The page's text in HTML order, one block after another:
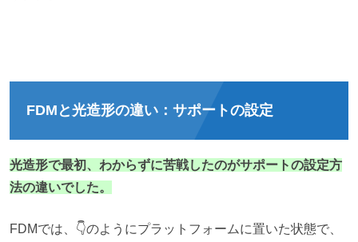
FDMと光造形の違い：サポートの設定
光造形で最初、わからずに苦戦したのがサポートの設定方
法の違いでした。
FDMでは、👇のようにプラットフォームに置いた状態で、